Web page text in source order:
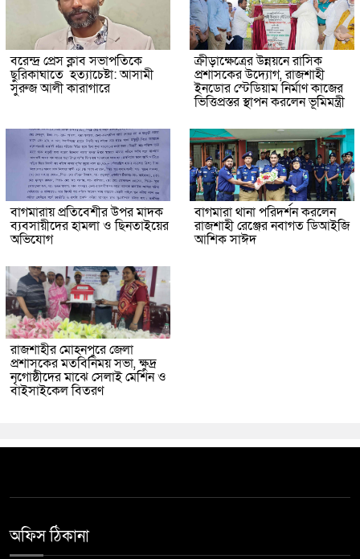
বরেন্দ্র প্রেস ক্লাব সভাপতিকে
ছুরিকাঘাতে হত্যাচেষ্টা: আসামী
সুরুজ আলী কারাগারে
ক্রীড়াক্ষেত্রের উন্নয়নে রাসিক
প্রশাসকের উদ্যোগ, রাজশাহী
ইনডোর স্টেডিয়াম নির্মাণ কাজের
ভিত্তিপ্রস্তর স্থাপন করলেন ভূমিমন্ত্রী
বাগমারায় প্রতিবেশীর উপর মাদক
ব্যবসায়ীদের হামলা ও ছিনতাইয়ের
অভিযোগ
বাগমারা থানা পরিদর্শন করলেন
রাজশাহী রেঞ্জের নবাগত ডিআইজি
আশিক সাঈদ
রাজশাহীর মোহনপুরে জেলা
প্রশাসকের মতবিনিময় সভা, ক্ষুদ্র
নৃগোষ্ঠীদের মাঝে সেলাই মেশিন ও
বাইসাইকেল বিতরণ
অফিস ঠিকানা